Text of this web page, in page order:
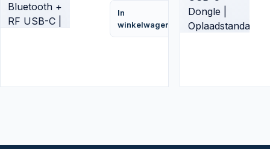
In
winkelwagen
Vergelijk